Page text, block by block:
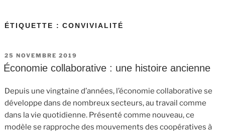
ÉTIQUETTE :CONVIVIALITÉ
PUBLIÉ
LE
25 NOVEMBRE 2019
Économie collaborative : une histoire ancienne
Depuis une vingtaine d’années, l’économie collaborative se
développe dans de nombreux secteurs, au travail comme
dans la vie quotidienne. Présenté comme nouveau, ce
modèle se rapproche des mouvements des coopératives à